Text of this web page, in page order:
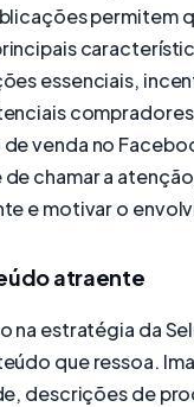
permitem
essenciais,
de venda no
chamar a
e motivar o
atraente
na estratégia da
que ressoa.
descrições de